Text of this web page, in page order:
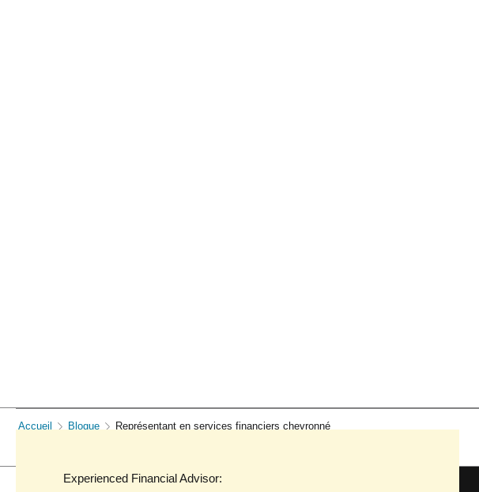
Accueil Blogue Représentant en services financiers chevronné
Experienced Financial Advisor: